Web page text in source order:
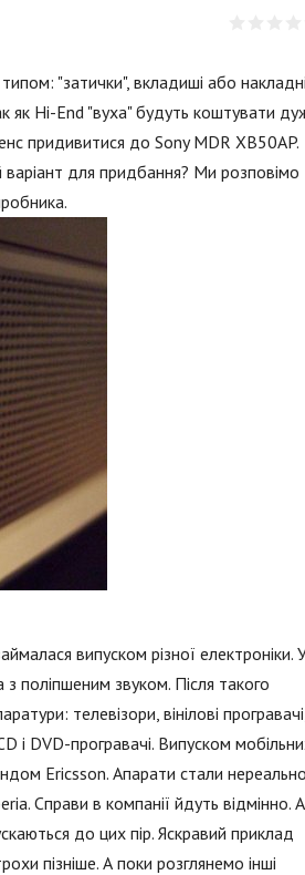
"затички", вкладиші або накладні
як Hi-End "вуха" будуть коштувати
придивитися до Sony MDR XB50AP.
для придбання? Ми розповімо
випуском різної електроніки.
поліпшеним звуком. Після такого
телевізори, вінілові
і DVD-програвачі. Випуском
Ericsson. Апарати стали нереально
Справи в компанії йдуть відмінно.
до цих пір. Яскравий приклад
пізніше. А поки розглянемо інші